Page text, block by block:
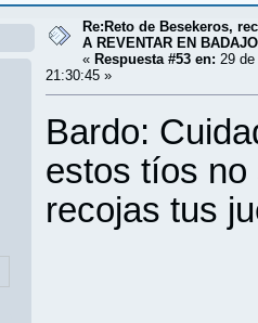
Re:Reto de Besekeros,
A REVENTAR EN
« Respuesta #53 en: 29
21:30:45 »
Bardo:
estos tíos no
recojas tus